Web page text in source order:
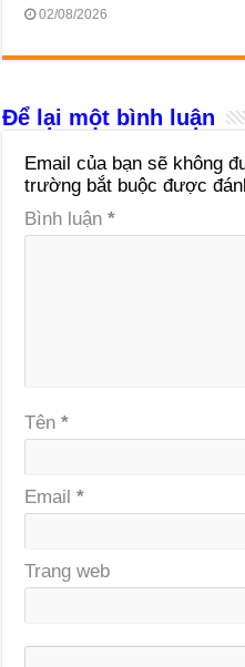
02/08/2026
Để lại một bình luận
Email của bạn sẽ không
trường bắt buộc được
Bình luận*
Tên*
Email*
Trang web